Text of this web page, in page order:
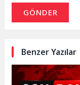
GÖNDER
Benzer Yazılar